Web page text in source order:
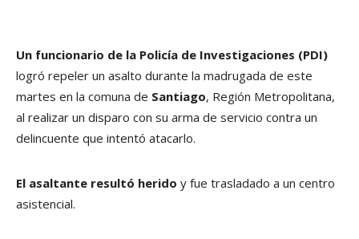
Un funcionario de la Policía de Investigaciones (PDI)
logró repeler un asalto durante la madrugada de este
martes en la comuna de Santiago, Región Metropolitana,
al realizar un disparo con su arma de servicio contra un
delincuente que intentó atacarlo.
El asaltante resultó herido y fue trasladado a un centro
asistencial.